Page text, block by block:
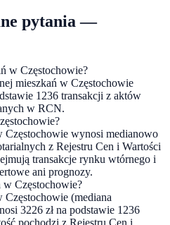
pytania —
w Częstochowie?
mieszkań w Częstochowie
1236 transakcji z aktów
w RCN.
Częstochowie wynosi medianowo
z Rejestru Cen i Wartości
transakcje rynku wtórnego i
ani prognozy.
w Częstochowie?
Częstochowie (mediana
3226 zł na podstawie 1236
pochodzi z Rejestru Cen i